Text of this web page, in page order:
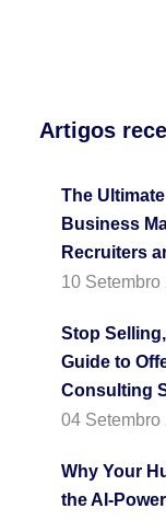
Artigos
The
Business
Recruiters
10 Setembro
Stop
Guide to
Consulting
04 Setembro
Why Your
the AI-